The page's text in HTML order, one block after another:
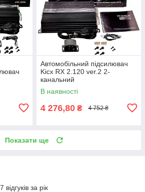
Автомобільний підсилювач
Kicx RX 2.120 ver.2 2-
канальний
В наявності
4 276,80 ₴ 4 752 ₴
Показати ще
за рік